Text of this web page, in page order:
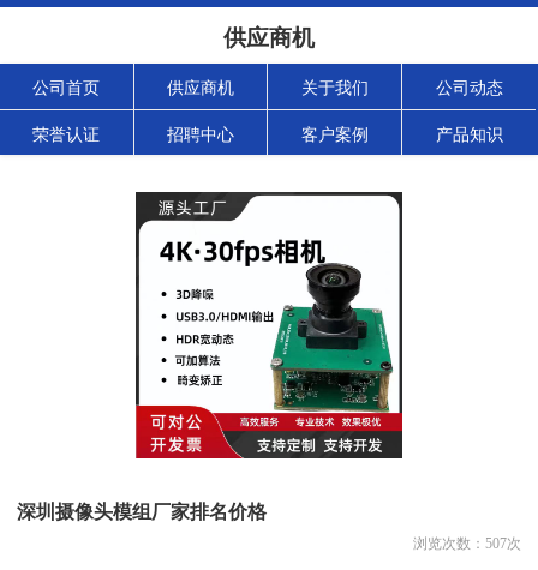
供应商机
公司首页 供应商机 关于我们 公司动态
荣誉认证 招聘中心 客户案例 产品知识
深圳摄像头模组厂家排名价格
浏览次数： 507次